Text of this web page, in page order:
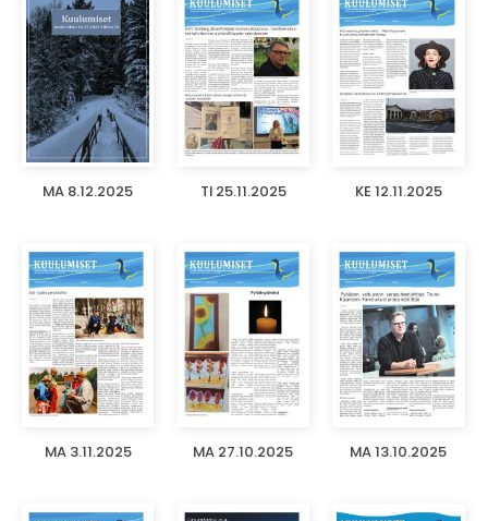
MA 8.12.2025 TI 25.11.2025 KE 12.11.2025
MA 3.11.2025 MA 27.10.2025 MA 13.10.2025